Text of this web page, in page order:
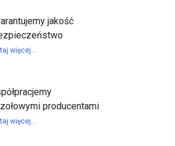
jakość
więcej...
producentami
więcej...